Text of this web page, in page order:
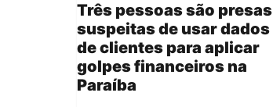
Três pessoas são presas
suspeitas de usar dados
de clientes para aplicar
golpes financeiros na
Paraíba